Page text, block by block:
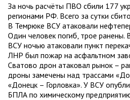
За ночь расчёты ПВО сбили 177
регионами РФ. Всего за сутки
В Темрюке ВСУ атаковали
Один человек погиб, трое ранены.
ВСУ ночью атаковали пункт
ЛНР был пожар на асфальтном
Сватово дрон атаковал рынок –
дроны замечены над трассами
«Донецк – Горловка». У ВСУ
БПЛА по химическому